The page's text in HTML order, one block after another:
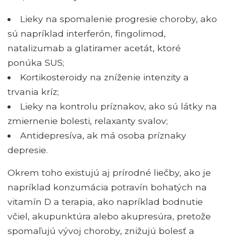
Lieky na spomalenie progresie choroby, ako
sú napríklad interferón, fingolimod,
natalizumab a glatiramer acetát, ktoré
ponúka SUS;
Kortikosteroidy na zníženie intenzity a
trvania kríz;
Lieky na kontrolu príznakov, ako sú látky na
zmiernenie bolesti, relaxanty svalov;
Antidepresíva, ak má osoba príznaky
depresie.
Okrem toho existujú aj prírodné liečby, ako je
napríklad konzumácia potravín bohatých na
vitamín D a terapia, ako napríklad bodnutie
včiel, akupunktúra alebo akupresúra, pretože
spomaľujú vývoj choroby, znižujú bolesť a